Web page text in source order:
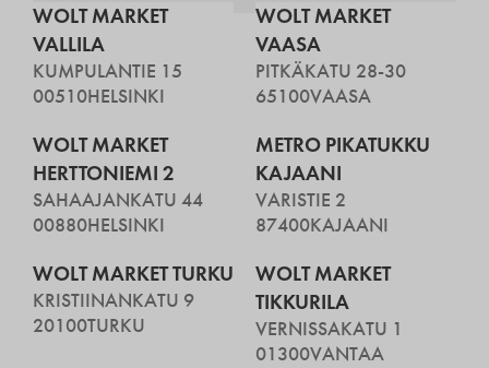
WOLT MARKET
VALLILA
KUMPULANTIE 15
00510HELSINKI
WOLT MARKET
VAASA
PITKÄKATU 28-30
65100VAASA
WOLT MARKET
HERTTONIEMI 2
SAHAAJANKATU 44
00880HELSINKI
METRO PIKATUKKU
KAJAANI
VARISTIE 2
87400KAJAANI
WOLT MARKET TURKU
KRISTIINANKATU 9
20100TURKU
WOLT MARKET
TIKKURILA
VERNISSAKATU 1
01300VANTAA